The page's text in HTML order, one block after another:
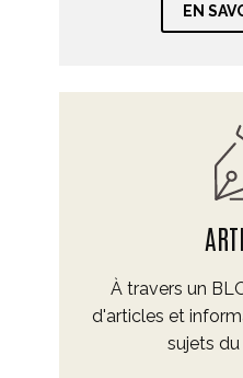
EN
À travers un
d'articles et
sujets